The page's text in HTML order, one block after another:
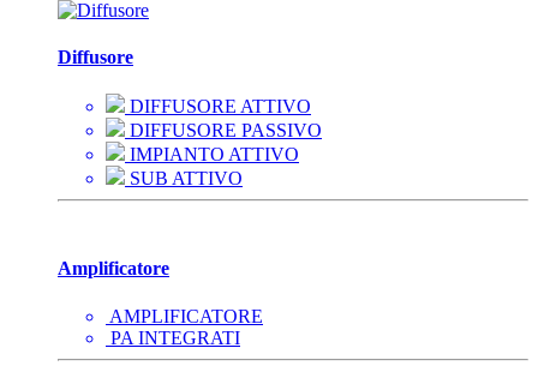
Diffusore
DIFFUSORE ATTIVO
DIFFUSORE PASSIVO
IMPIANTO ATTIVO
SUB ATTIVO
Amplificatore
AMPLIFICATORE
PA INTEGRATI